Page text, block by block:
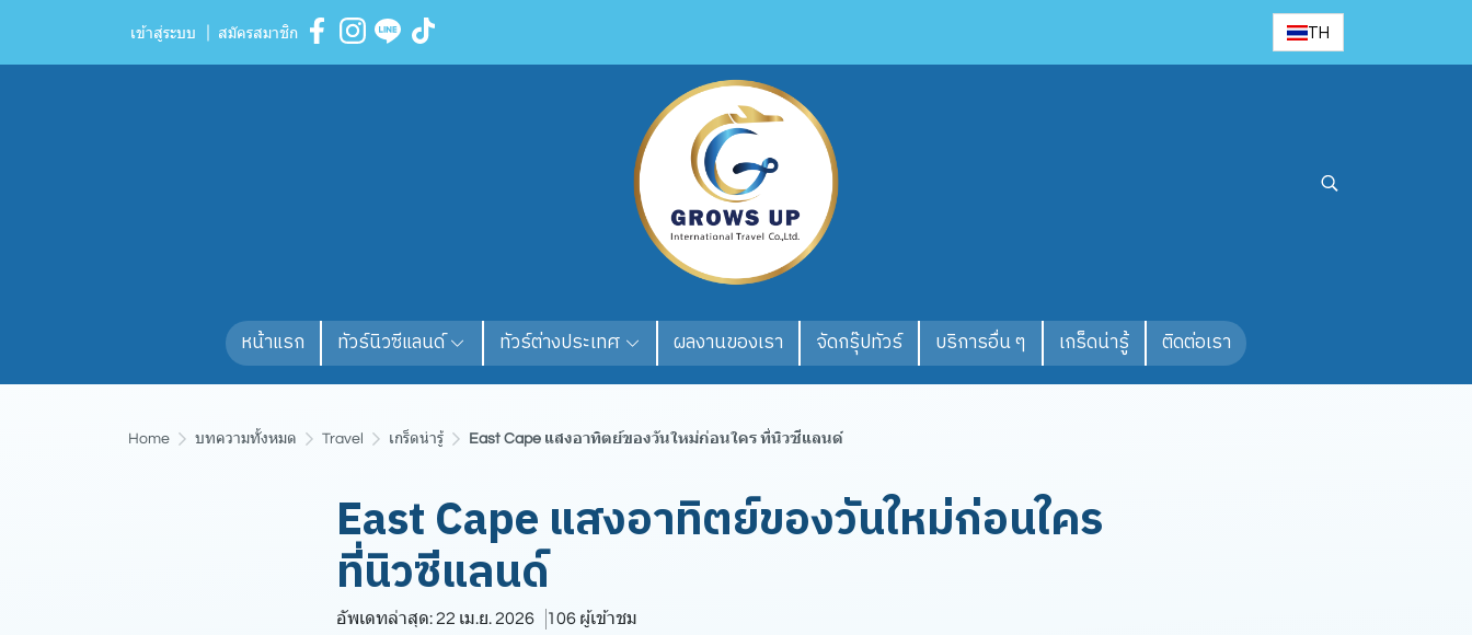
เข้าสู่ระบบ สมัครสมาชิก TH
หน้าแรก ทัวร์นิวซีแลนด์ ทัวร์ต่างประเทศ ผลงานของเรา จัดกรุ๊ปทัวร์ บริการอื่น ๆ เกร็ดน่ารู้ ติดต่อเรา
Home บทความทั้งหมด Travel เกร็ดน่ารู้ East Cape แสงอาทิตย์ของวันใหม่ก่อนใคร ที่นิวซีแลนด์
East Cape แสงอาทิตย์ของวันใหม่ก่อนใคร
ที่นิวซีแลนด์
อัพเดทล่าสุด: 22 เม.ย. 2026 106 ผู้เข้าชม